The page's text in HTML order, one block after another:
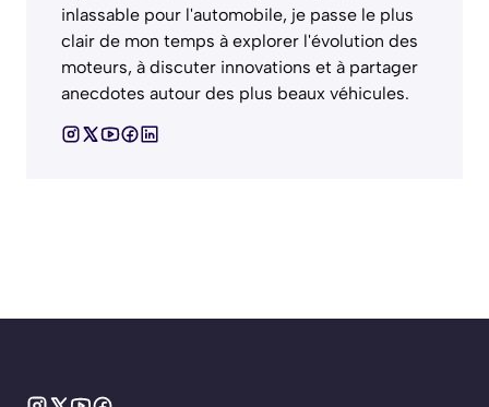
inlassable pour l'automobile, je passe le plus
clair de mon temps à explorer l'évolution des
moteurs, à discuter innovations et à partager
anecdotes autour des plus beaux véhicules.